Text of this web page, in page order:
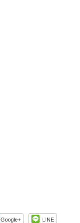
Google+ LINE